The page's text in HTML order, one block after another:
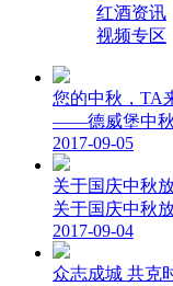
红酒资讯
视频专区
您的中秋，TA
——德威堡中
2017-09-05
关于国庆中秋
关于国庆中秋
2017-09-04
众志成城 共